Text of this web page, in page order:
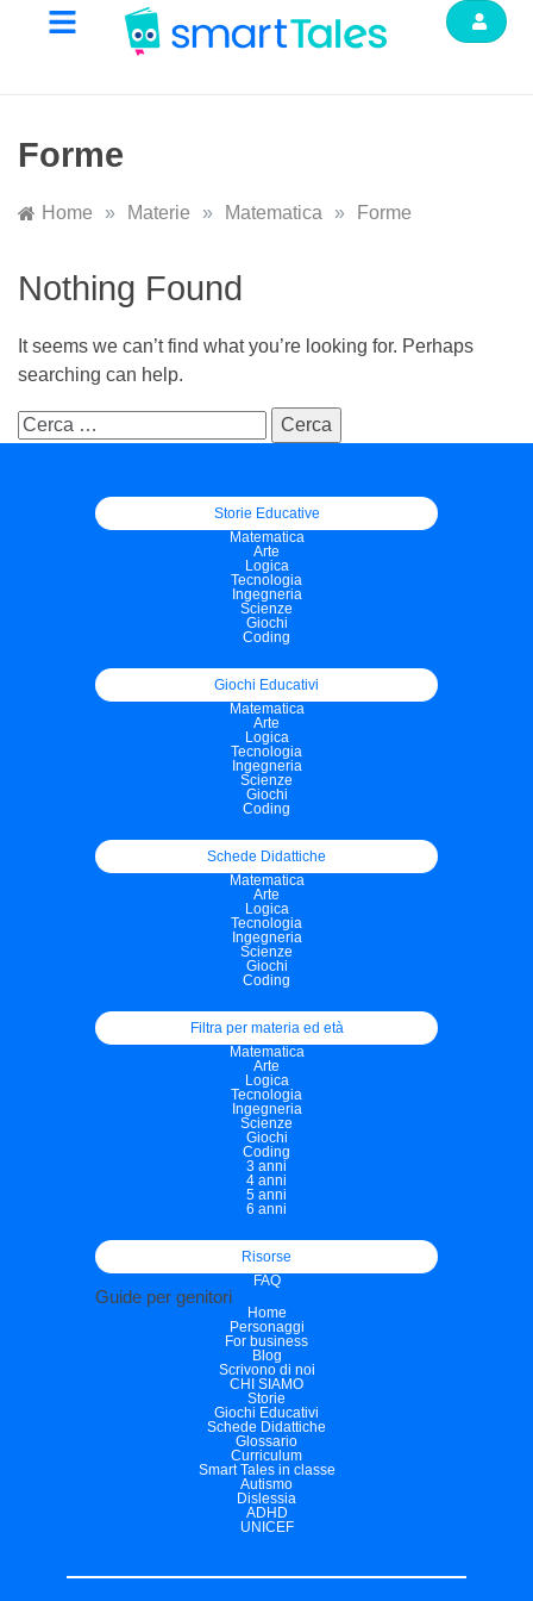
Forme
Home » Materie » Matematica » Forme
Nothing Found
It seems we can’t find what you’re looking for. Perhaps
searching can help.
Storie Educative
Matematica
Arte
Logica
Tecnologia
Ingegneria
Scienze
Giochi
Coding
Giochi Educativi
Matematica
Arte
Logica
Tecnologia
Ingegneria
Scienze
Giochi
Coding
Schede Didattiche
Matematica
Arte
Logica
Tecnologia
Ingegneria
Scienze
Giochi
Coding
Filtra per materia ed età
Matematica
Arte
Logica
Tecnologia
Ingegneria
Scienze
Giochi
Coding
3 anni
4 anni
5 anni
6 anni
Risorse
FAQ
Guide per genitori
Home
Personaggi
For business
Blog
Scrivono di noi
CHI SIAMO
Storie
Giochi Educativi
Schede Didattiche
Glossario
Curriculum
Smart Tales in classe
Autismo
Dislessia
ADHD
UNICEF